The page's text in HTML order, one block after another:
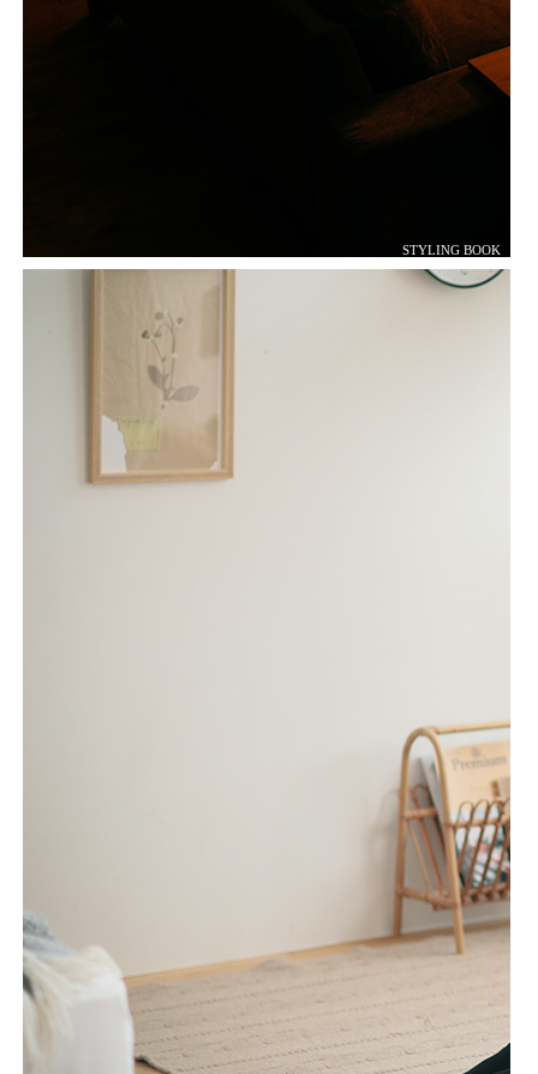
STYLING BOOK